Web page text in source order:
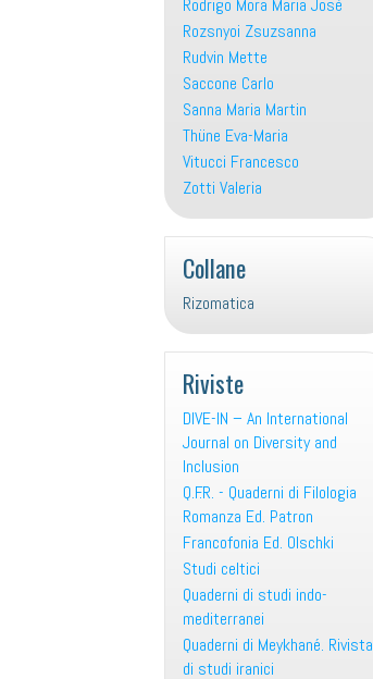
Rodrigo Mora Maria Josè
Rozsnyoi Zsuzsanna
Rudvin Mette
Saccone Carlo
Sanna Maria Martin
Thüne Eva-Maria
Vitucci Francesco
Zotti Valeria
Collane
Rizomatica
Riviste
DIVE-IN – An International
Journal on Diversity and
Inclusion
Q.F.R. - Quaderni di Filologia
Romanza Ed. Patron
Francofonia Ed. Olschki
Studi celtici
Quaderni di studi indo-
mediterranei
Quaderni di Meykhané. Rivista
di studi iranici